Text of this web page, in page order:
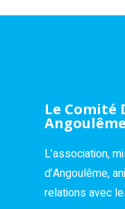
Le Comité
L’association,
d’Angoulême,
relations avec